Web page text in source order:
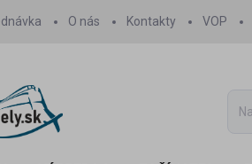
O nás Kontakty VOP